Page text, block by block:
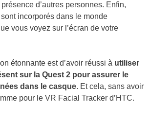
d’autres personnes. Enfin,
incorporés dans le monde
vous voyez sur l’écran de votre
étonnante est d’avoir réussi à utiliser
sur la Quest 2 pour assurer le
dans le casque. Et cela, sans avoir
pour le VR Facial Tracker d’HTC.